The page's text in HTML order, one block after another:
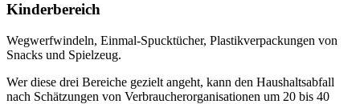
Kinderbereich
Wegwerfwindeln, Einmal-Spucktücher, Plastikverpackungen von
Snacks und Spielzeug.
Wer diese drei Bereiche gezielt angeht, kann den Haushaltsabfall
nach Schätzungen von Verbraucherorganisationen um 20 bis 40